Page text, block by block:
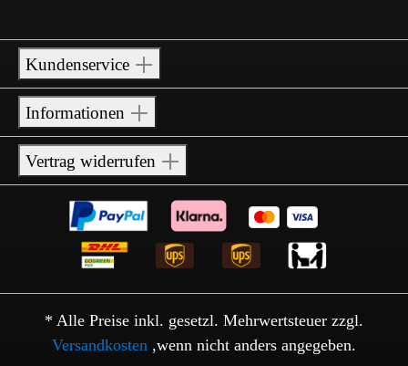
Kundenservice
Informationen
Vertrag widerrufen
* Alle Preise inkl. gesetzl. Mehrwertsteuer zzgl.
Versandkosten ,wenn nicht anders angegeben.